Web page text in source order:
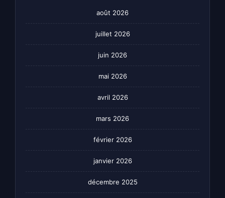
août 2026
juillet 2026
juin 2026
mai 2026
avril 2026
mars 2026
février 2026
janvier 2026
décembre 2025